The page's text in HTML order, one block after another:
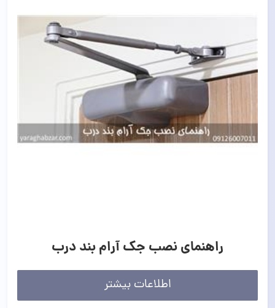
راهنمای نصب جک آرام بند درب
اطلاعات بیشتر